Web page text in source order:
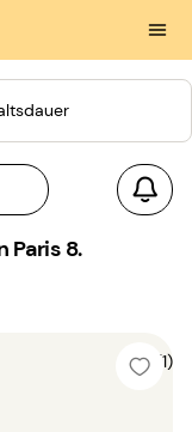
Paris 8.
5 (1)